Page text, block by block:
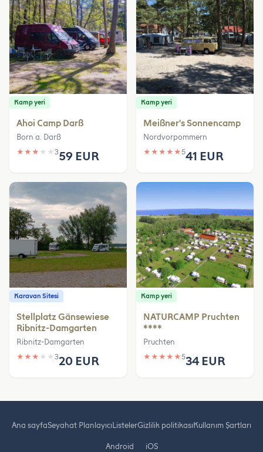
Kamp yeri
Ahoi Camp Darß
Born a. Darß
★ ★ ★ ★ ★ 359 EUR
Kamp yeri
Meißner's Sonnencamp
Nordvorpommern
★ ★ ★ ★ ★541 EUR
Karavan Sitesi
Stellplatz Gänsewiese
Ribnitz-Damgarten
Ribnitz-Damgarten
★ ★ ★ ★ ★ 320 EUR
Kamp yeri
NATURCAMP Pruchten
****
Pruchten
★ ★ ★ ★ ★534 EUR
Ana sayfaSeyahat PlanlayıcıListelerGizlilik politikasıKullanım Şartları
Android iOS